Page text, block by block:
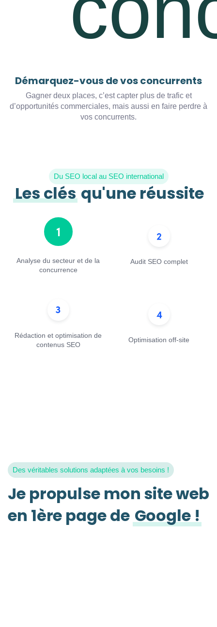
Démarquez-vous de vos concurrents
Gagner deux places, c’est capter plus de trafic et
d’opportunités commerciales, mais aussi en faire perdre à
vos concurrents.
Du SEO local au SEO international
Les clésqu'une réussite
Analyse du secteur et de la
concurrence
Audit SEO complet
Rédaction et optimisation de
contenus SEO
Optimisation off-site
Des véritables solutions adaptées à vos besoins !
Je propulse mon site web
en 1ère page de Google !